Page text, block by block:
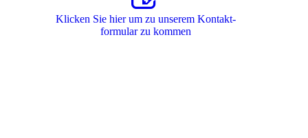
Klicken Sie hier um zu unserem Kon­takt­
for­mu­lar zu kommen